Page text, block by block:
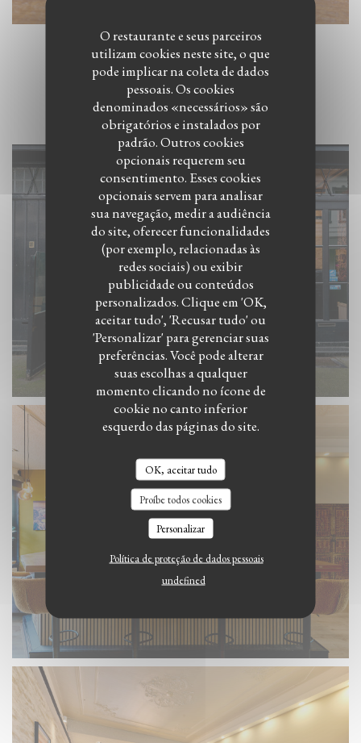
O restaurante e seus parceiros
utilizam cookies neste site, o que
pode implicar na coleta de dados
pessoais. Os cookies
denominados «necessários» são
obrigatórios e instalados por
padrão. Outros cookies
opcionais requerem seu
consentimento. Esses cookies
opcionais servem para analisar
sua navegação, medir a audiência
do site, oferecer funcionalidades
(por exemplo, relacionadas às
redes sociais) ou exibir
publicidade ou conteúdos
personalizados. Clique em 'OK,
aceitar tudo', 'Recusar tudo' ou
'Personalizar' para gerenciar suas
preferências. Você pode alterar
suas escolhas a qualquer
momento clicando no ícone de
cookie no canto inferior
esquerdo das páginas do site.
OK, aceitar tudo
Proíbe todos cookies
Personalizar
Política de proteção de dados pessoais
undefined
SFEER
Ginnekenweg 16, Breda